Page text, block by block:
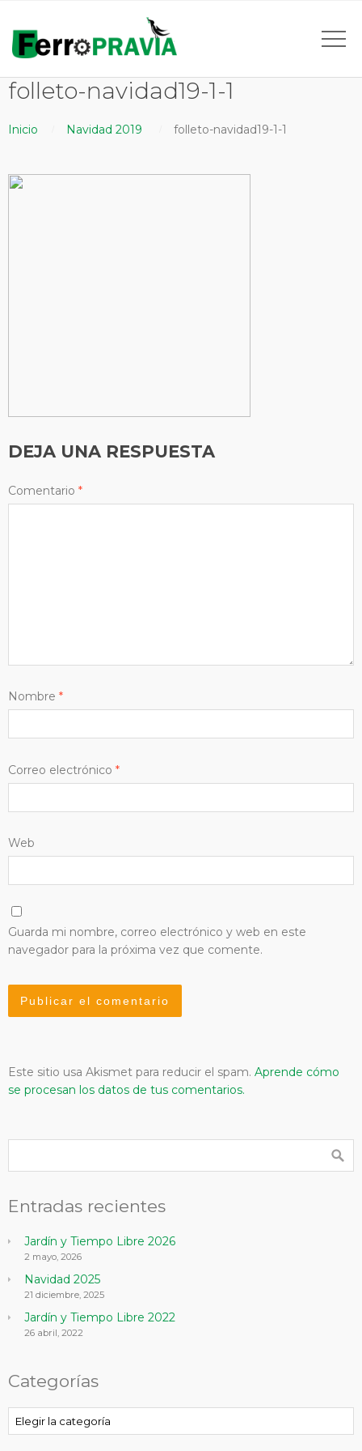
folleto-navidad19-1-1
Inicio Navidad 2019 folleto-navidad19-1-1
DEJA UNA RESPUESTA
Comentario *
Nombre *
Correo electrónico *
Web
Guarda mi nombre, correo electrónico y web en este
navegador para la próxima vez que comente.
Este sitio usa Akismet para reducir el spam. Aprende cómo
se procesan los datos de tus comentarios.
Entradas recientes
Jardín y Tiempo Libre 2026
2 mayo, 2026
Navidad 2025
21 diciembre, 2025
Jardín y Tiempo Libre 2022
26 abril, 2022
Categorías
Categorías